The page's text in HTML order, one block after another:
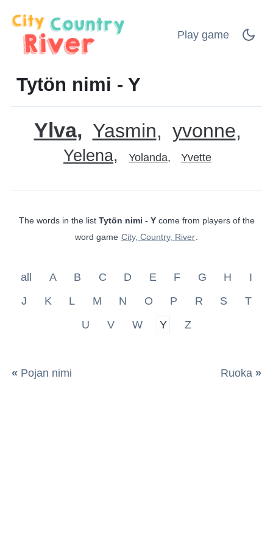
Play game
Tytön nimi - Y
Ylva Yasmin yvonne
Yelena Yolanda Yvette
The words in the list Tytön nimi - Ycome from players of the
word game City, Country, River
all A B C D E F G H
I
J
K L M N O P R S
T
U
V W Y Z
« Pojan nimi Ruoka »